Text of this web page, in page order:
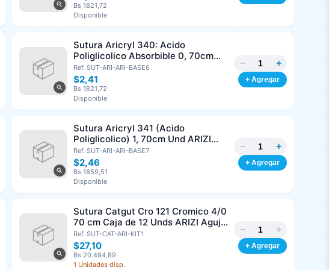
Bs 1821,72
Disponible
Sutura Aricryl 340: Acido
Poliglicolico Absorbible 0, 70cm
Und ARIZI Aguja de 1/2 Punta
Cónica 36mm
Ref. SUT-ARI-ARI-BASE6
$2,41
Bs 1821,72
Disponible
− +
+ Agregar
Sutura Aricryl 341 (Acido
Poliglicolico) 1, 70cm Und ARIZI
Aguja de 1/2 Circulo Punta Conica
36mm
Ref. SUT-ARI-ARI-BASE7
$2,46
Bs 1859,51
Disponible
− +
+ Agregar
Sutura Catgut Cro 121 Cromico 4/0
70 cm Caja de 12 Unds ARIZI Aguja
de 1/2 Circulo Punta Conica 26 mm
Ref. SUT-CAT-ARI-KIT1
$27,10
Bs 20.484,89
1 Unidades disp.
− +
+ Agregar